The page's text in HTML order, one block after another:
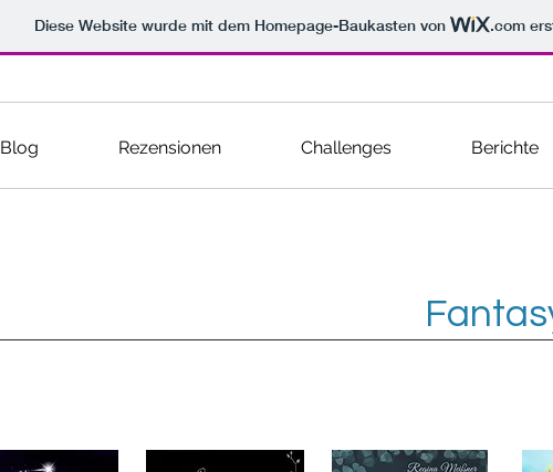
Diese Website wurde mit dem Homepage-Baukasten von .com
Blog Rezensionen Challenges Berichte